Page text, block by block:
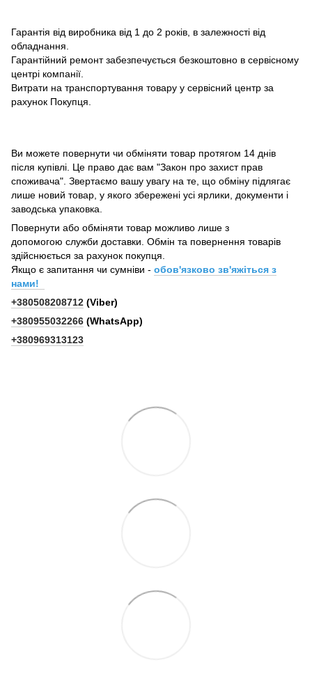
Гарантія від виробника від 1 до 2 років, в залежності від
обладнання.
Гарантійний ремонт забезпечується безкоштовно в сервісному
центрі компанії.
Витрати на транспортування товару у сервісний центр за
рахунок Покупця.
Ви можете повернути чи обміняти товар протягом 14 днів
після купівлі. Це право дає вам "Закон про захист прав
споживача". Звертаємо вашу увагу на те, що обміну підлягає
лише новий товар, у якого збережені усі ярлики, документи і
заводська упаковка.
Повернути або обміняти товар можливо лише з
допомогою служби доставки. Обмін та повернення товарів
здійснюється за рахунок покупця.
Якщо є запитання чи сумніви - обов'язково зв'яжіться з
нами!
+380508208712 (Viber)
+380955032266 (WhatsApp)
+380969313123